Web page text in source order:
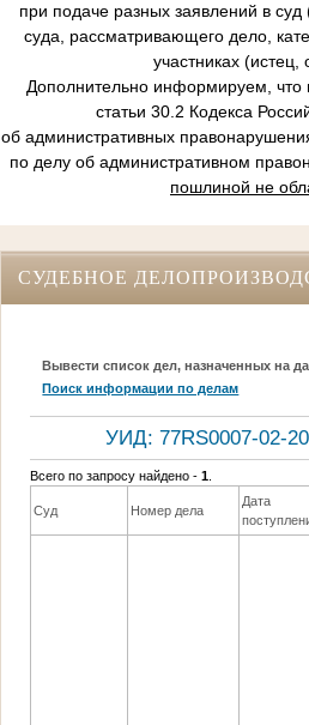
при подаче разных заявлений в
суда, рассматривающего дело,
участниках (истец,
Дополнительно информируем, что
статьи 30.2 Кодекса
об административных
по делу об административном
пошлиной не
СУДЕБНОЕ
Вывести список дел, назначенных на
Поиск информации по делам
УИД: 77RS0007-02-
Всего по запросу найдено -1
Суд Номер дела
Дата